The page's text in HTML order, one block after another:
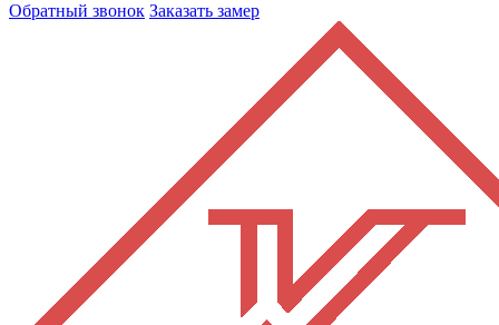
Обратный звонок Заказать замер